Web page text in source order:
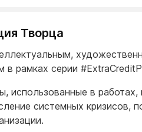
Творца
рамках серии
использованные в работах,
системных кризисов,